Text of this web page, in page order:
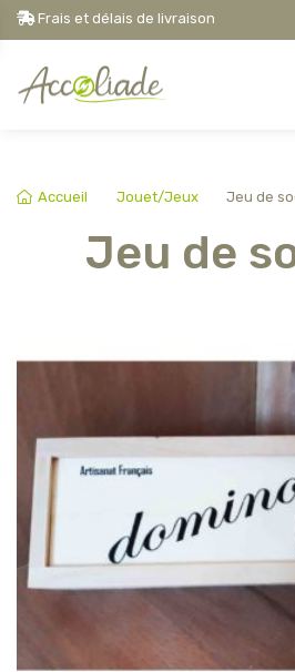
Frais et délais de livraison
Accueil Jouet/Jeux Jeu de
Jeu de